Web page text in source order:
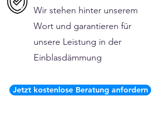
Wir stehen hinter unserem
Wort und garantieren für
unsere Leistung in der
Einblasdämmung
Jetzt kostenlose Beratung anfordern